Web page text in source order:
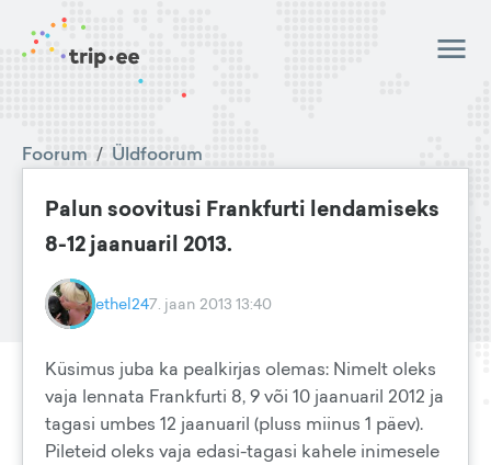
Foorum / Üldfoorum
Palun soovitusi Frankfurti lendamiseks
8-12 jaanuaril 2013.
ethel247. jaan 2013 13:40
Küsimus juba ka pealkirjas olemas: Nimelt oleks
vaja lennata Frankfurti 8, 9 või 10 jaanuaril 2012 ja
tagasi umbes 12 jaanuaril (pluss miinus 1 päev).
Pileteid oleks vaja edasi-tagasi kahele inimesele